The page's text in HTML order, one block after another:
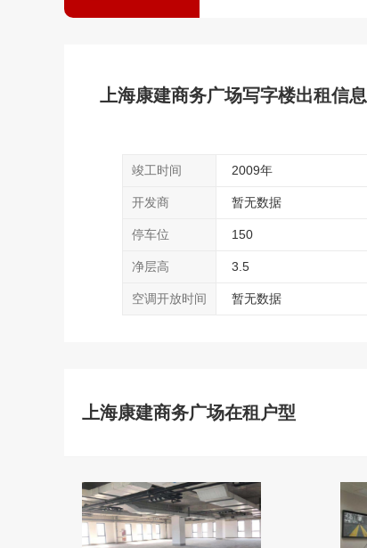
上海康建商务广场写字楼出租信息
竣工时间 2009年
开发商 暂无数据
停车位 150
净层高 3.5
空调开放时间 暂无数据
上海康建商务广场在租户型